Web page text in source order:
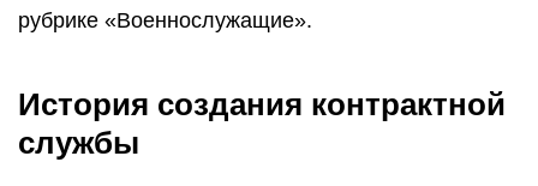
рубрике «Военнослужащие».
История создания контрактной
службы